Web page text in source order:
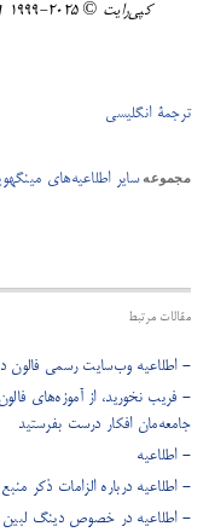
کپی‌رایت ©️ ٢٠٢٥-١٩٩٩ Minghui.org تمامی حقوق محفوظ است.
ترجمۀ انگلیسی
مجموعهسایر اطلاعیه‌های
مقالات مرتبط
- اطلاعیه وب‌سایت رسمی فالون
- فریب نخورید، از آموزه‌های
جامعه‌مان افکار درست بفرستید
- اطلاعیه
- اطلاعیه درباره الزامات ذکر
- اطلاعیه در خصوص دینگ لبین